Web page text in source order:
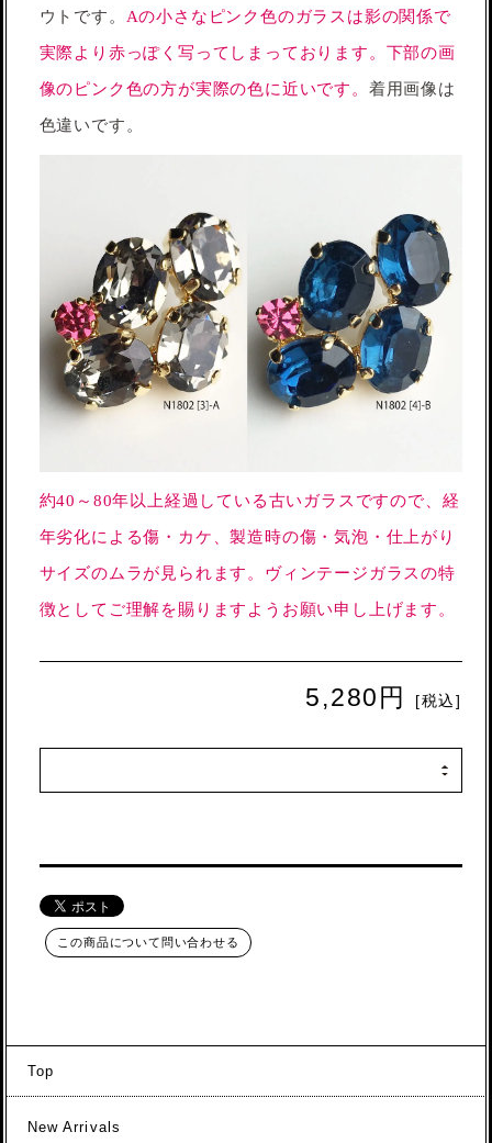
ウトです。 Aの小さなピンク色のガラスは影の関係で
実際より赤っぽく写ってしまっております。下部の画
像のピンク色の方が実際の色に近いです。 着用画像は
色違いです。
約40～80年以上経過している古いガラスですので、経
年劣化による傷・カケ、製造時の傷・気泡・仕上がり
サイズのムラが見られます。ヴィンテージガラスの特
徴としてご理解を賜りますようお願い申し上げます。
5,280円 [税込]
この商品について問い合わせる
Top
New Arrivals